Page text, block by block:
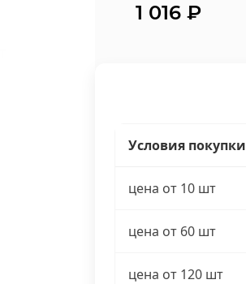
1 016₽
Условия покупки
цена от 10 шт
цена от 60 шт
цена от 120 шт